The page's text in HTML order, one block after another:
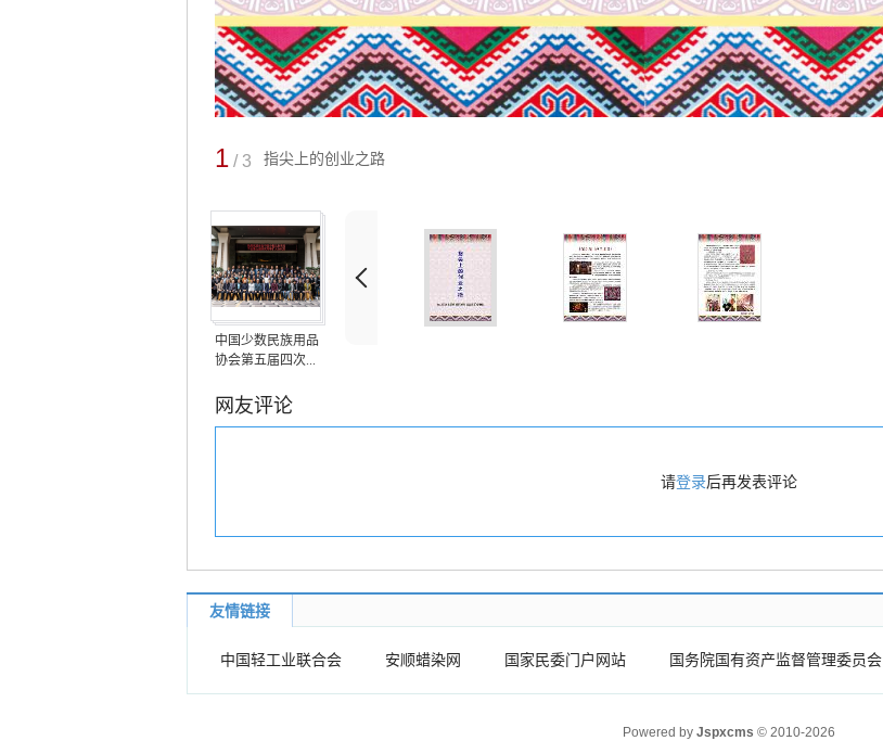
1 / 3 指尖上的创业之路
中国少数民族用品
协会第五届四次...
网友评论
请登录后再发表评论
友情链接
中国轻工业联合会 安顺蜡染网 国家民委门户网站 国务院国有资产监督管理委员会
Powered by Jspxcms © 2010-2026